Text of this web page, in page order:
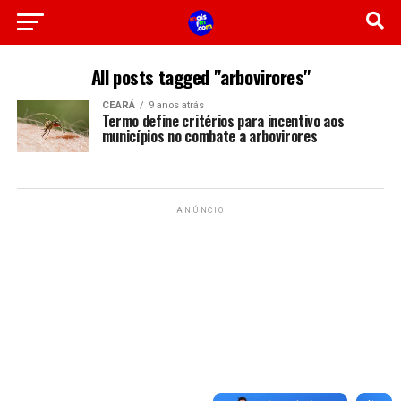
All posts tagged "arbovirores"
CEARÁ 9 anos atrás
Termo define critérios para incentivo aos
municípios no combate a arbovirores
ANÚNCIO